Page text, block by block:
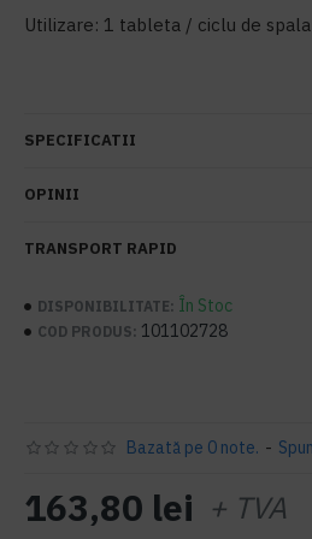
Utilizare: 1 tableta / ciclu de
SPECIFICATII
OPINII
TRANSPORT RAPID
DISPONIBILITATE: În Stoc
COD PRODUS: 101102728
Bazată pe 0 note. -
163,80 lei + TVA